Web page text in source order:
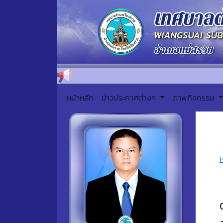
หน้าหลัก ข่าวประกาศต่างๆ ภาพกิจกรรม